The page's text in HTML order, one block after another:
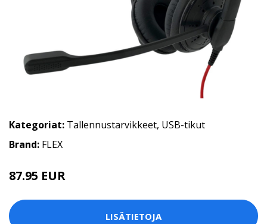
Kategoriat: Tallennustarvikkeet, USB-tikut
Brand: FLEX
87.95 EUR
LISÄTIETOJA